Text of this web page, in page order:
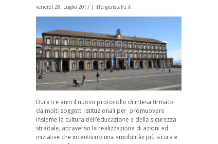
venerdì 28, Luglio 2017 | ilTergicristallo.it
Dura tre anni il nuovo protocollo di intesa firmato
da molti soggetti istituzionali per promuovere
insieme la cultura dell’educazione e della sicurezza
stradale, attraverso la realizzazione di azioni ed
iniziative che incentivino una «mobilità» più sicura e